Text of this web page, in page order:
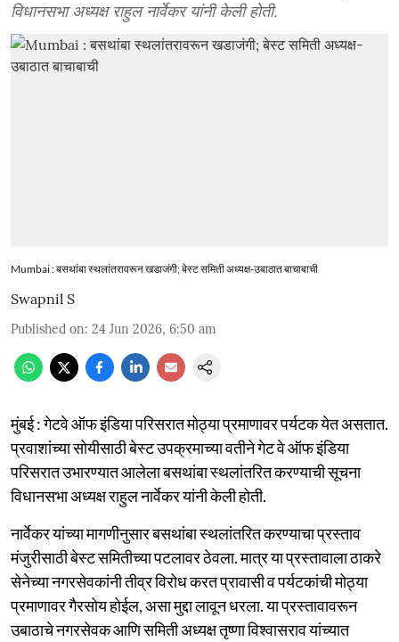
विधानसभा अध्यक्ष राहुल नार्वेकर यांनी केली होती.
Mumbai : बसथांबा स्थलांतरावरून खडाजंगी; बेस्ट समिती अध्यक्ष-उबाठात बाचाबाची
Swapnil S
Published on: 24 Jun 2026, 6:50 am
मुंबई : गेटवे ऑफ इंडिया परिसरात मोठ्या प्रमाणावर पर्यटक येत असतात.
प्रवाशांच्या सोयीसाठी बेस्ट उपक्रमाच्या वतीने गेट वे ऑफ इंडिया
परिसरात उभारण्यात आलेला बसथांबा स्थलांतरित करण्याची सूचना
विधानसभा अध्यक्ष राहुल नार्वेकर यांनी केली होती.
नार्वेकर यांच्या मागणीनुसार बसथांबा स्थलांतरित करण्याचा प्रस्ताव
मंजुरीसाठी बेस्ट समितीच्या पटलावर ठेवला. मात्र या प्रस्तावाला ठाकरे
सेनेच्या नगरसेवकांनी तीव्र विरोध करत प्रावासी व पर्यटकांची मोठ्या
प्रमाणावर गैरसोय होईल, असा मुद्दा लावून धरला. या प्रस्तावावरून
उबाठाचे नगरसेवक आणि समिती अध्यक्ष तृष्णा विश्वासराव यांच्यात